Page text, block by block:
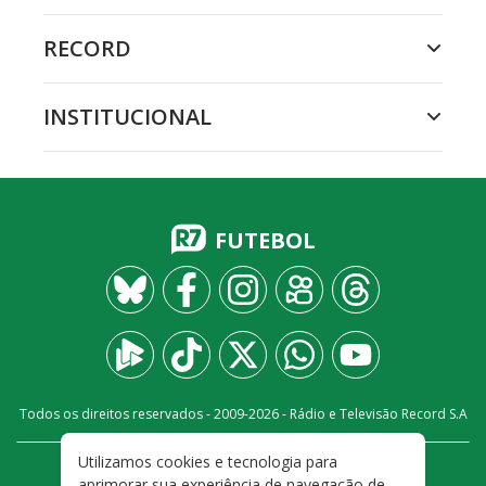
RECORD
INSTITUCIONAL
FUTEBOL
Todos os direitos reservados - 2009-2026- Rádio e Televisão Record S.A
FALE CONOSCO PRIVACIDADE
Utilizamos cookies e tecnologia para